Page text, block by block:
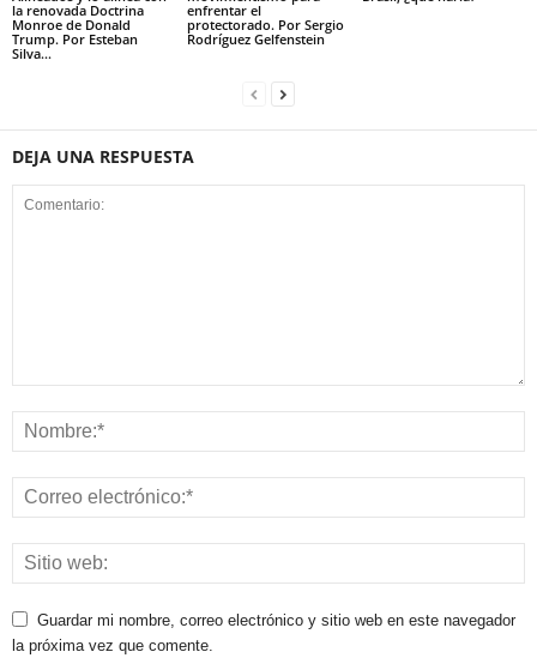
la renovada Doctrina
Monroe de Donald
Trump. Por Esteban
Silva...
enfrentar el
protectorado. Por Sergio
Rodríguez Gelfenstein
DEJA UNA RESPUESTA
Guardar mi nombre, correo electrónico y sitio web en este navegador
la próxima vez que comente.